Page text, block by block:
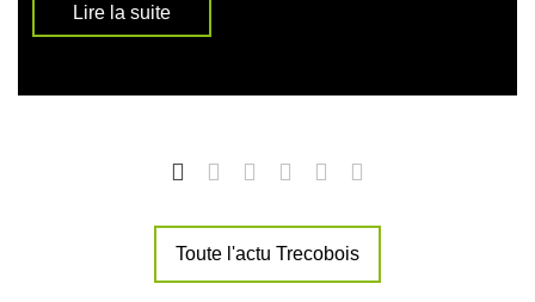
Lire la suite
Toute l'actu Trecobois